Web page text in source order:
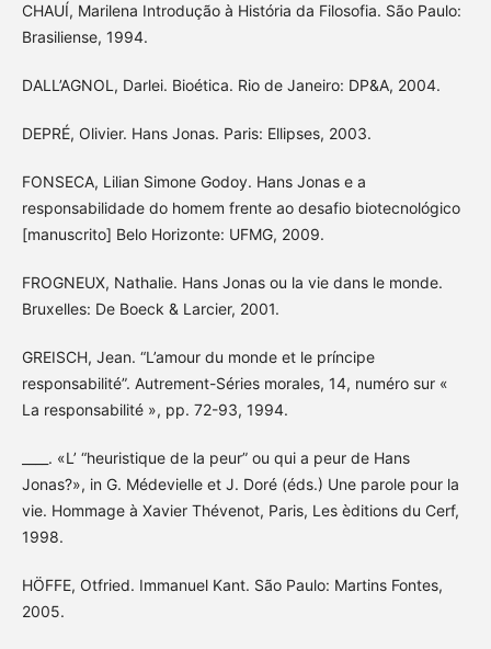
CHAUÍ, Marilena Introdução à História da Filosofia. São Paulo:
Brasiliense, 1994.
DALL’AGNOL, Darlei. Bioética. Rio de Janeiro: DP&A, 2004.
DEPRÉ, Olivier. Hans Jonas. Paris: Ellipses, 2003.
FONSECA, Lilian Simone Godoy. Hans Jonas e a
responsabilidade do homem frente ao desafio biotecnológico
[manuscrito] Belo Horizonte: UFMG, 2009.
FROGNEUX, Nathalie. Hans Jonas ou la vie dans le monde.
Bruxelles: De Boeck & Larcier, 2001.
GREISCH, Jean. “L’amour du monde et le príncipe
responsabilité”. Autrement-Séries morales, 14, numéro sur «
La responsabilité », pp. 72-93, 1994.
____. «L’ “heuristique de la peur” ou qui a peur de Hans
Jonas?», in G. Médevielle et J. Doré (éds.) Une parole pour la
vie. Hommage à Xavier Thévenot, Paris, Les èditions du Cerf,
1998.
HÖFFE, Otfried. Immanuel Kant. São Paulo: Martins Fontes,
2005.